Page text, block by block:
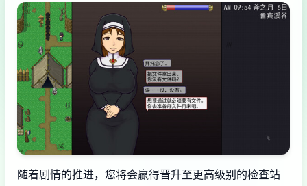
随着剧情的推进，您将会赢得晋升至更高级别的检查站